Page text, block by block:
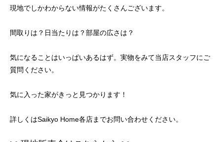
現地でしかわからない情報がたくさんございます。
間取りは？日当たりは？部屋の広さは？
気になることはいっぱいあるはず。実物をみて当店スタッフにご
質問ください。
気に入った家がきっと見つかります！
詳しくはSaikyo Home各店までお問い合わせください。